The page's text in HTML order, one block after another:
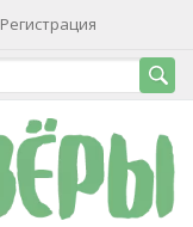
Регистрация